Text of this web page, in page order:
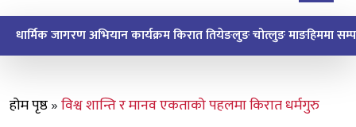
धार्मिक जागरण अभियान किरात माङपोक्लुङ माङहिमबाट सुरु
होम पृष्ठ»विश्व शान्ति र मानव एकताको पहलमा किरात धर्मगुरु